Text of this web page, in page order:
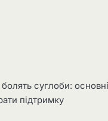
суглоби:
підтримку